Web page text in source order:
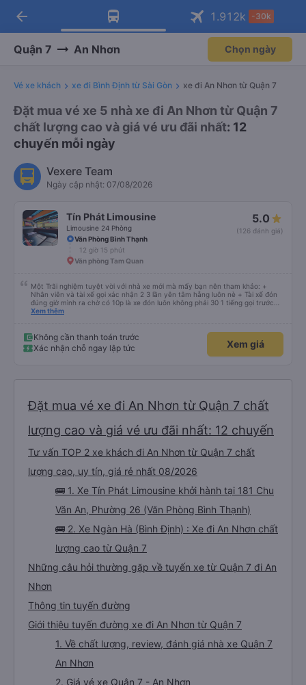
Tải app Vexere ngay!
Nhận ưu đãi thành viên độc
Mở app
Tải app Vexere
-30k/ghế khi đặt vé máy bay qua
Mở app
arrow_back 1.912k -30k
Quận 7 An Nhơn Chọn ngày
Vé xe khách xe đi Bình Định từ Sài Gòn xe đi An Nhơn từ Quận 7
Đặt mua vé xe 5 nhà xe đi An Nhơn từ Quận 7
chất lượng cao và giá vé ưu đãi nhất: 12
chuyến mỗi ngày
Vexere Team
Ngày cập nhật: 07/08/2026
Tín Phát Limousine
Limousine 24 Phòng
5.0
(126 đánh giá)
Văn Phòng Bình Thạnh
12 giờ 15 phút
Văn phòng Tam Quan
Một Trãi nghiệm tuyệt vời với nhà xe mới mà mấy bạn nên tham khảo: +
Nhân viên và tài xế gọi xác nhận 2 3 lần yên tâm hẵng luôn nè + Tài xế đón
đúng giờ mình ra chờ có 10p là xe đón luôn không phải 30 1 tiếng gọi trước
đợi cực + Xe mới, xịn, thơm và Đặt biệt là cực kỳ ưng mền gối trên xe luôn
trên không bị vướng chân như các xe khác mình từng đi + Tài xế lơ xe nhiệt
tình hỗ trợ hỏi đón trả cực bao nhiệt tình nhẹ nhàn luôn nha + Trên xe còn
có bánh nước, khăn lạnh. Tới trạm tài xế còn tinh ý chuẩn bị thêm khăn lạnh
Xem thêm
Không cần thanh toán trước
Xác nhận chỗ ngay lập tức
Xem giá
Đặt mua vé xe đi An Nhơn từ Quận 7 chất
lượng cao và giá vé ưu đãi nhất: 12 chuyến
Tư vấn TOP 2 xe khách đi An Nhơn từ Quận 7 chất
lượng cao, uy tín, giá rẻ nhất 08/2026
🚌 1. Xe Tín Phát Limousine khởi hành tại 181 Chu
Văn An, Phường 26 (Văn Phòng Bình Thạnh)
🚌 2. Xe Ngàn Hà (Bình Định) : Xe đi An Nhơn chất
lượng cao từ Quận 7
Những câu hỏi thường gặp về tuyến xe từ Quận 7 đi An
Nhơn
Thông tin tuyến đường
Giới thiệu tuyến đường xe đi An Nhơn từ Quận 7
1. Về chất lượng, review, đánh giá nhà xe Quận 7
An Nhơn
2. Giá vé xe Quận 7 - An Nhơn